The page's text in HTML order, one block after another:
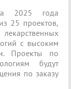
2025 года
25 проектов,
с высоким
Проекты по
будут
по заказу